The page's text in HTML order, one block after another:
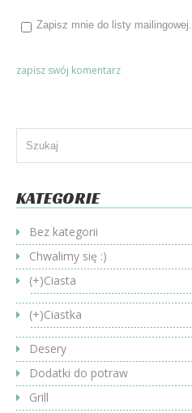
Zapisz mnie do listy mailingowej.
KATEGORIE
Bez kategorii
Chwalimy się :)
(+)Ciasta
(+)Ciastka
Desery
Dodatki do potraw
Grill